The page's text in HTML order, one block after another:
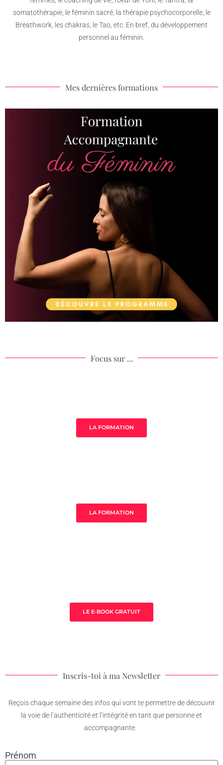
somatothérapie, le féminin sacré, la thérapie psychocorporelle, le
Breathwork, les chakras, le Tao, etc. En bref, du développement
personnel au féminin.
Mes dernières formations
Focus sur ...
LA FORMATION
LA FORMATION
LE E-BOOK GRATUIT
Inscris-toi à ma Newsletter
Reçois chaque semaine des infos qui vont te permettre de découvrir
la voie de l’authenticité et l’intégrité en tant que personne et
accompagnante.
Prénom